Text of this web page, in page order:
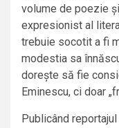
volume de poezie
expresionist al
trebuie socotit a fi
modestia sa
dorește să fie
Eminescu, ci doar
Publicând